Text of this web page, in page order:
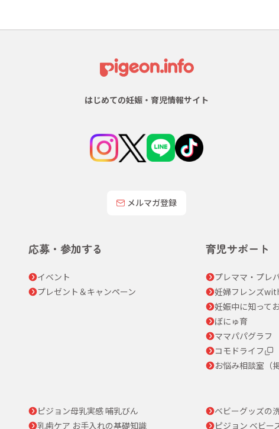
はじめての妊娠・育児情報サイト
メルマガ登録
応募・参加する
イベント
プレゼント＆キャンペーン
育児サポート
プレママ・プレ
妊婦フレンズ
妊娠中に知って
ぼにゅ育
ママパパグラフ
コモドライフ
お悩み相談室（
ピジョン母乳実感 哺乳びん
ベビーグッズの
乳歯ケア お手入れの基礎知識 ピジョン ベビー